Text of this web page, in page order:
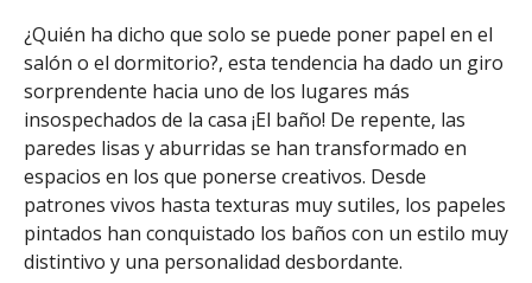
¿Quién ha dicho que solo se puede poner papel en el
salón o el dormitorio?, esta tendencia ha dado un giro
sorprendente hacia uno de los lugares más
insospechados de la casa ¡El baño! De repente, las
paredes lisas y aburridas se han transformado en
espacios en los que ponerse creativos. Desde
patrones vivos hasta texturas muy sutiles, los papeles
pintados han conquistado los baños con un estilo muy
distintivo y una personalidad desbordante.